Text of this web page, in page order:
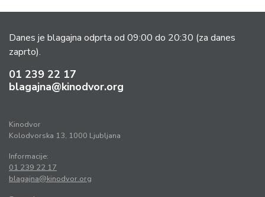
Danes je blagajna odprta od 09:00 do 20:30 (za danes
zaprto).
01 239 22 17
blagajna@kinodvor.org
Kinodvor
Kolodvorska 13, 1000 Ljubljana
Informacije:
01 239 22 17
blagajna@kinodvor.org